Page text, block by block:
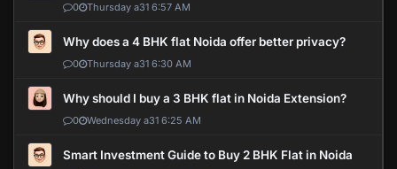
0 Thursday a31 6:57 AM
Why does a 4 BHK flat Noida offer better privacy?
0 Thursday a31 6:30 AM
Why should I buy a 3 BHK flat in Noida Extension?
0 Wednesday a31 6:25 AM
Smart Investment Guide to Buy 2 BHK Flat in Noida